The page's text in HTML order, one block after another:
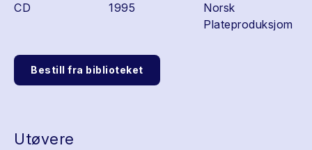
CD 1995
Norsk
Plateproduksjom
Bestill fra biblioteket
Utøvere